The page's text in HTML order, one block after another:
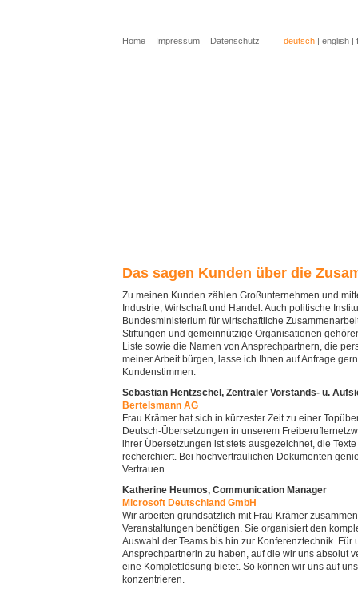
Home Impressum Datenschutz deutsch | english |
Das sagen Kunden über die
Zu meinen Kunden zählen Großunternehmen und
Industrie, Wirtschaft und Handel. Auch politische
Bundesministerium für wirtschaftliche
Stiftungen und gemeinnützige Organisationen
Liste sowie die Namen von Ansprechpartnern, die
meiner Arbeit bürgen, lasse ich Ihnen auf Anfrage
Kundenstimmen:
Sebastian Hentzschel, Zentraler Vorstands- u.
Bertelsmann AG
Frau Krämer hat sich in kürzester Zeit zu einer
Deutsch-Übersetzungen in unserem
ihrer Übersetzungen ist stets ausgezeichnet, die
recherchiert. Bei hochvertraulichen Dokumenten
Vertrauen.
Katherine Heumos, Communication Manager
Microsoft Deutschland GmbH
Wir arbeiten grundsätzlich mit Frau Krämer
Veranstaltungen benötigen. Sie organisiert den
Auswahl der Teams bis hin zur Konferenztechnik. Für
Ansprechpartnerin zu haben, auf die wir uns absolut
eine Komplettlösung bietet. So können wir uns auf
konzentrieren.